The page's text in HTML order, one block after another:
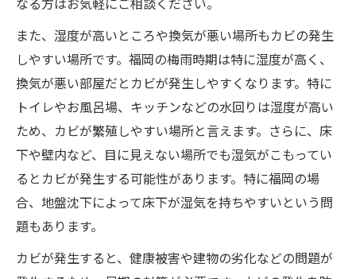
また、湿度が高いところや換気が悪い場所もカビの発生
しやすい場所です。福岡の梅雨時期は特に湿度が高く、
換気が悪い部屋だとカビが発生しやすくなります。特に
トイレやお風呂場、キッチンなどの水回りは湿度が高い
ため、カビが繁殖しやすい場所と言えます。さらに、床
下や壁内など、目に見えない場所でも湿気がこもってい
るとカビが発生する可能性があります。特に福岡の場
合、地盤沈下によって床下が湿気を持ちやすいという問
題もあります。
カビが発生すると、健康被害や建物の劣化などの問題が